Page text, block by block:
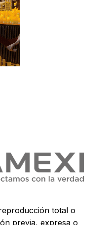
total o
previa, expresa o